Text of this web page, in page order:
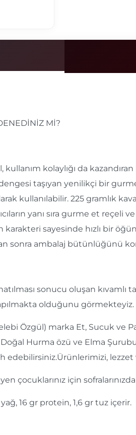
Mİ?
kullanım kolaylığı da
taşıyan yenilikçi bir
kullanılabilir. 225 gramlık
yanı sıra gurme et reçeli
sayesinde hızlı bir
sonra ambalaj bütünlüğünü
sonucu oluşan
olduğunu görmekteyiz.
Özgül) marka Et, Sucuk
Hurma özü ve Elma
çocuklarınız için
16 gr protein, 1,6 gr tuz içerir.